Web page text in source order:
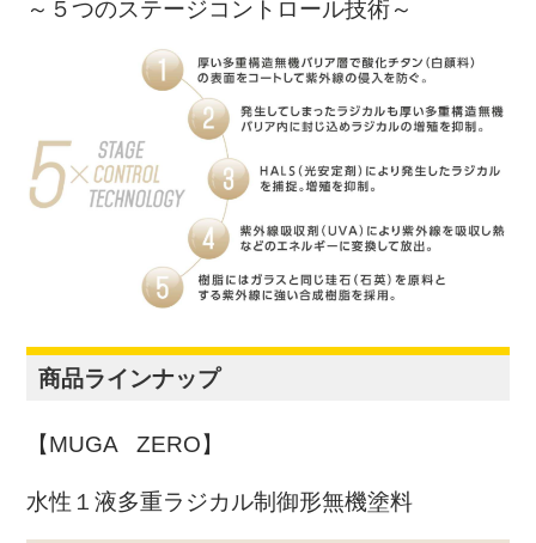
～５つのステージコントロール技術～
商品ラインナップ
【MUGA ZERO】
水性１液多重ラジカル制御形無機塗料